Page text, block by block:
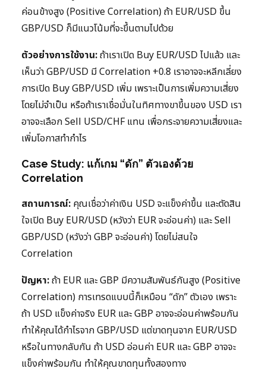
ค่อนข้างสูง (Positive Correlation) ถ้า EUR/USD ขึ้น
GBP/USD ก็มีแนวโน้มที่จะขึ้นตามไปด้วย
ตัวอย่างการใช้งาน:ถ้าเราเปิด Buy EUR/USD ไปแล้ว และ
เห็นว่า GBP/USD มี Correlation +0.8 เราอาจจะหลีกเลี่ยง
การเปิด Buy GBP/USD เพิ่ม เพราะเป็นการเพิ่มความเสี่ยง
โดยไม่จำเป็น หรือถ้าเราเชื่อมั่นในทิศทางขาขึ้นของ USD เรา
อาจจะเลือก Sell USD/CHF แทน เพื่อกระจายความเสี่ยงและ
เพิ่มโอกาสทำกำไร
Case Study: แก้เกม “ดัก” ตัวเองด้วย
Correlation
สถานการณ์: คุณเชื่อว่าค่าเงิน USD จะแข็งค่าขึ้น และตัดสิน
ใจเปิด Buy EUR/USD (หวังว่า EUR จะอ่อนค่า) และ Sell
GBP/USD (หวังว่า GBP จะอ่อนค่า) โดยไม่สนใจ
Correlation
ปัญหา:ถ้า EUR และ GBP มีความสัมพันธ์กันสูง (Positive
Correlation) การเทรดแบบนี้ก็เหมือน “ดัก” ตัวเอง เพราะ
ถ้า USD แข็งค่าจริง EUR และ GBP อาจจะอ่อนค่าพร้อมกัน
ทำให้คุณได้กำไรจาก GBP/USD แต่ขาดทุนจาก EUR/USD
หรือในทางกลับกัน ถ้า USD อ่อนค่า EUR และ GBP อาจจะ
แข็งค่าพร้อมกัน ทำให้คุณขาดทุนทั้งสองทาง